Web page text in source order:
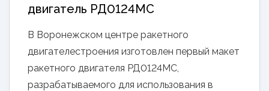
двигатель РД0124МС
В Воронежском центре ракетного
двигателестроения изготовлен первый макет
ракетного двигателя РД0124МС,
разрабатываемого для использования в